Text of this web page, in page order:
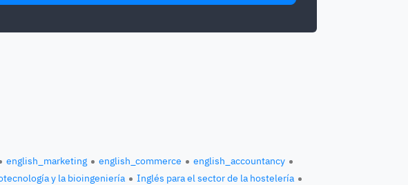
english_marketing english_commerce
english_accountancy
y la bioingeniería
Inglés para el sector de la hostelería